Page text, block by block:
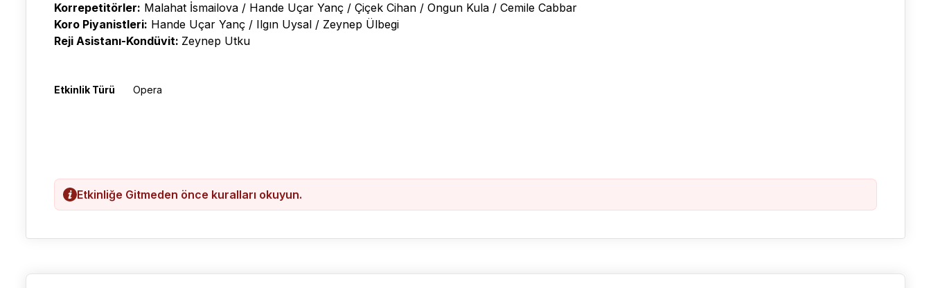
Korrepetitörler: Malahat İsmailova / Hande Uçar Yanç / Çiçek Cihan / Ongun Kula / Cemile Cabbar
Koro Piyanistleri: Hande Uçar Yanç / Ilgın Uysal / Zeynep Ülbegi
Reji Asistanı-Kondüvit: Zeynep Utku
Etkinlik Türü Opera
Etkinliğe Gitmeden önce kuralları okuyun.